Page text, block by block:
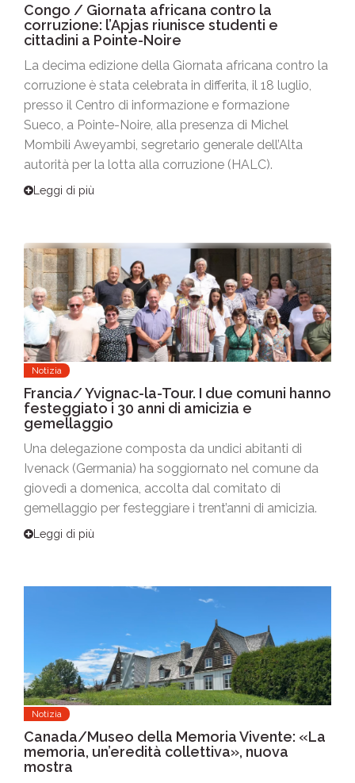
Congo / Giornata africana contro la
corruzione: l’Apjas riunisce studenti e
cittadini a Pointe-Noire
La decima edizione della Giornata africana contro la
corruzione è stata celebrata in differita, il 18 luglio,
presso il Centro di informazione e formazione
Sueco, a Pointe-Noire, alla presenza di Michel
Mombili Aweyambi, segretario generale dell’Alta
autorità per la lotta alla corruzione (HALC).
Leggi di più
Notizia
Francia/ Yvignac-la-Tour. I due comuni hanno
festeggiato i 30 anni di amicizia e
gemellaggio
Una delegazione composta da undici abitanti di
Ivenack (Germania) ha soggiornato nel comune da
giovedì a domenica, accolta dal comitato di
gemellaggio per festeggiare i trent’anni di amicizia.
Leggi di più
Notizia
Canada/Museo della Memoria Vivente: «La
memoria, un’eredità collettiva», nuova
mostra